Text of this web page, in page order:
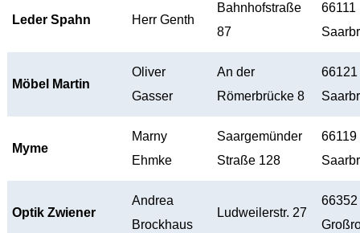
Leder Spahn Herr Genth
Bahnhofstraße
87
66111
Möbel Martin
Oliver
Gasser
An der
Römerbrücke 8
66121
Myme
Marny
Ehmke
Saargemünder
Straße 128
66119
Optik Zwiener
Andrea
Brockhaus
Ludweilerstr. 27
66352